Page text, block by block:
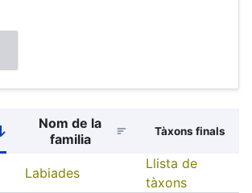
Sort
descending
Nom de la
familia
Tàxons finals
Labiades
Llista de
tàxons